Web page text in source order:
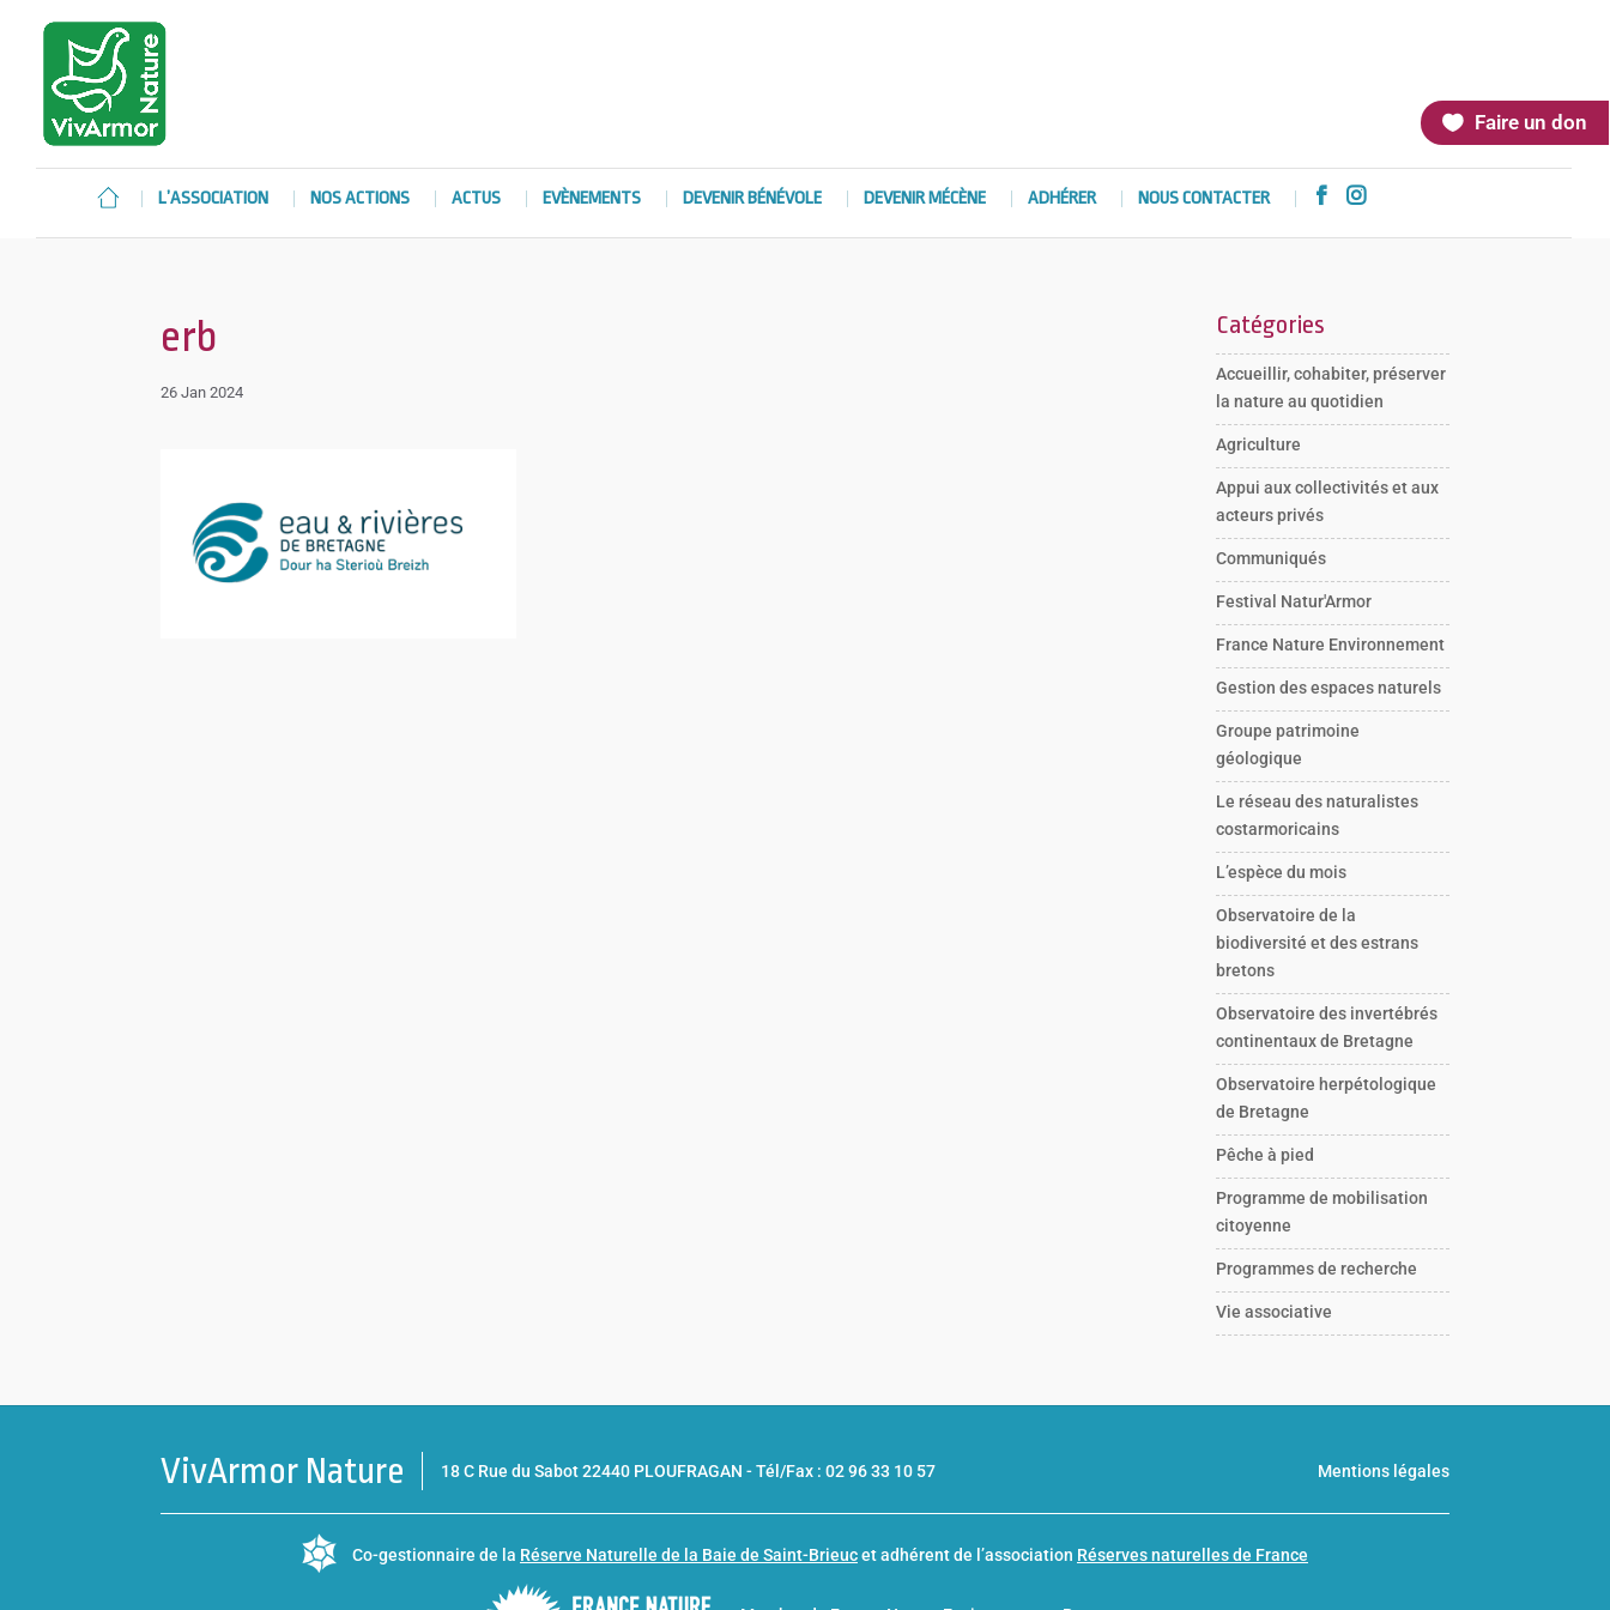
Faire un don
L’ASSOCIATION NOS ACTIONS ACTUS EVÈNEMENTS DEVENIR BÉNÉVOLE DEVENIR MÉCÈNE ADHÉRER NOUS CONTACTER  
erb
26 Jan 2024
Catégories
Accueillir, cohabiter, préserver
la nature au quotidien
Agriculture
Appui aux collectivités et aux
acteurs privés
Communiqués
Festival Natur'Armor
France Nature Environnement
Gestion des espaces naturels
Groupe patrimoine
géologique
Le réseau des naturalistes
costarmoricains
L’espèce du mois
Observatoire de la
biodiversité et des estrans
bretons
Observatoire des invertébrés
continentaux de Bretagne
Observatoire herpétologique
de Bretagne
Pêche à pied
Programme de mobilisation
citoyenne
Programmes de recherche
Vie associative
VivArmor Nature 18 C Rue du Sabot 22440 PLOUFRAGAN -Tél/Fax : 02 96 33 10 57 Mentions légales
Co-gestionnaire de la Réserve Naturelle de la Baie de Saint-Brieucet adhérent de l’association Réserves naturelles de France